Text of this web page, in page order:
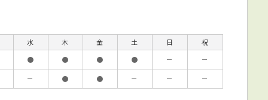
水 木 金 土 日
祝
● ● ● ● －
－
－ ● ● － － －